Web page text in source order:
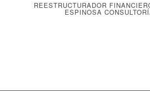
REESTRUCTURADOR
ESPINOSA